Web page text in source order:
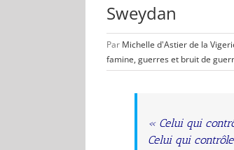
Sweydan
Par Michelle d'Astier de la
famine, guerres et bruit de
« Celui qui
Celui qui